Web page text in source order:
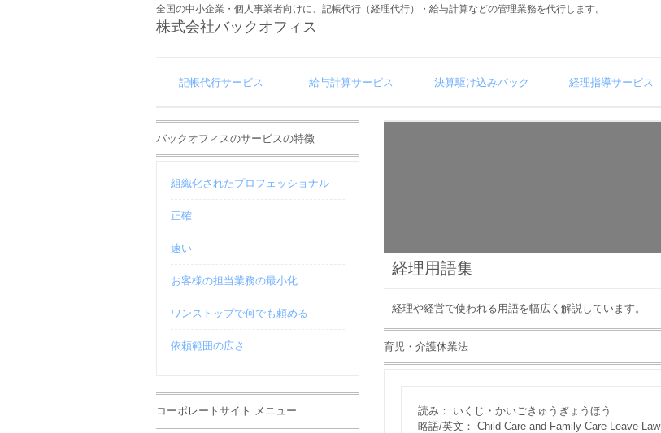
全国の中小企業・個人事業者向けに、記帳代行（経理代行）・給与計算などの管理業務を代行します。
株式会社バックオフィス
記帳代行サービス 給与計算サービス 決算駆け込みパック 経理指導サービス
経理用語集
経理や経営で使われる用語を幅広く解説しています。
育児・介護休業法
読み： いくじ・かいごきゅうぎょうほう
略語/英文： Child Care and Family Care Leave Law
バックオフィスのサービスの特徴
組織化されたプロフェッショナル
正確
速い
お客様の担当業務の最小化
ワンストップで何でも頼める
依頼範囲の広さ
コーポレートサイト メニュー